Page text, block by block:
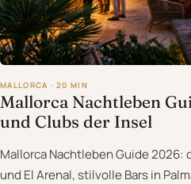
MALLORCA · 20 MIN
Mallorca Nachtleben
und Clubs der Insel
Mallorca Nachtleben Guide 2026:
und El Arenal, stilvolle Bars in